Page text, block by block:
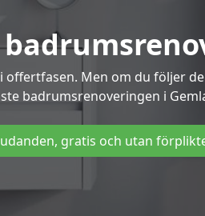
Men om du följer
badrumsrenoveringen i
gratis och utan